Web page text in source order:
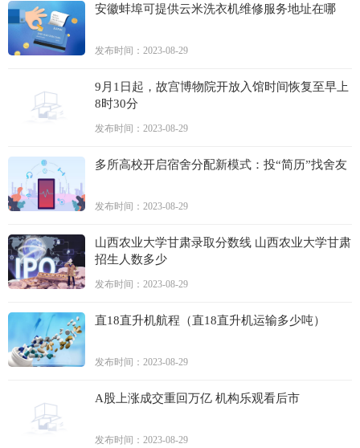
安徽蚌埠可提供云米洗衣机维修服务地址在哪
发布时间：2023-08-29
9月1日起，故宫博物院开放入馆时间恢复至早上
8时30分
发布时间：2023-08-29
多所高校开启宿舍分配新模式：投“简历”找舍友
发布时间：2023-08-29
山西农业大学甘肃录取分数线 山西农业大学甘肃
招生人数多少
发布时间：2023-08-29
直18直升机航程（直18直升机运输多少吨）
发布时间：2023-08-29
A股上涨成交重回万亿 机构乐观看后市
发布时间：2023-08-29